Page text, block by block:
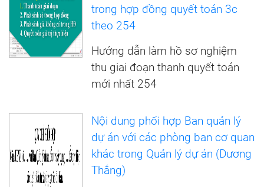
trong hợp đồng quyết toán 3c
theo 254
Hướng dẫn làm hồ sơ nghiệm
thu giai đoạn thanh quyết toán
mới nhất 254
Nội dung phối hợp Ban quản lý
dự án với các phòng ban cơ quan
khác trong Quản lý dự án (Dương
Thắng)